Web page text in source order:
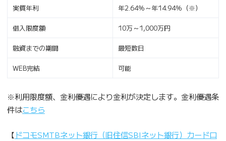
実質年利 年2.64％～年14.94％（※）
借入限度額 10万～1,000万円
融資までの期間 最短数日
WEB完結 可能
※利用限度額、金利優遇により金利が決定します。金利優遇条
件はこちら
【ドコモSMTBネット銀行（旧住信SBIネット銀行）カードロ